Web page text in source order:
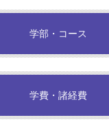
学部・コース
学費・諸経費